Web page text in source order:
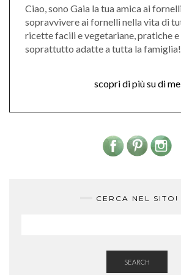
Ciao, sono Gaia la tua amica ai
sopravvivere ai fornelli nella vita di
ricette facili e vegetariane, pratiche e
soprattutto adatte a tutta la famiglia!
scopri di più su di me
CERCA NEL SITO!
SEARCH